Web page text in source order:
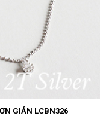
GIẢN LCBN326